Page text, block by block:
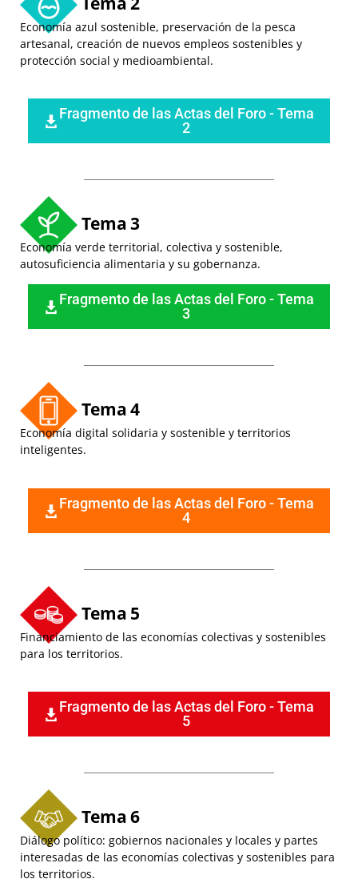
Economía azul sostenible, preservación de la pesca
artesanal, creación de nuevos empleos sostenibles y
protección social y medioambiental.
Fragmento de las Actas del Foro - Tema
2
Tema 3
Economía verde territorial, colectiva y sostenible,
autosuficiencia alimentaria y su gobernanza.
Fragmento de las Actas del Foro - Tema
3
Tema 4
Economía digital solidaria y sostenible y territorios
inteligentes.
Fragmento de las Actas del Foro - Tema
4
Tema 5
Financiamiento de las economías colectivas y sostenibles
para los territorios.
Fragmento de las Actas del Foro - Tema
5
Tema 6
Diálogo político: gobiernos nacionales y locales y partes
interesadas de las economías colectivas y sostenibles para
los territorios.